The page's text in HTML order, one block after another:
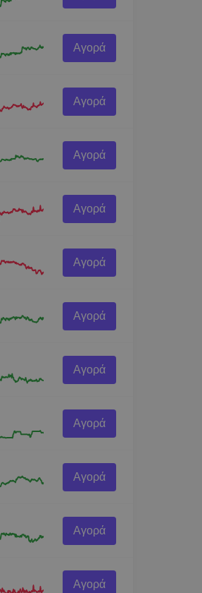
Αγορά
Αγορά
Αγορά
Αγορά
Αγορά
Αγορά
Αγορά
Αγορά
Αγορά
Αγορά
Αγορά